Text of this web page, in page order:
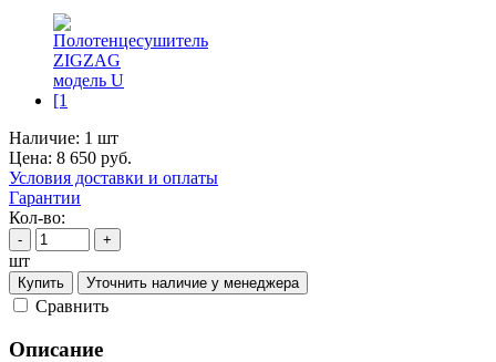
Наличие: 1 шт
Цена: 8 650 руб.
Условия доставки и оплаты
Гарантии
Кол-во:
- +
шт
Купить Уточнить наличие у менеджера
Cравнить
Описание